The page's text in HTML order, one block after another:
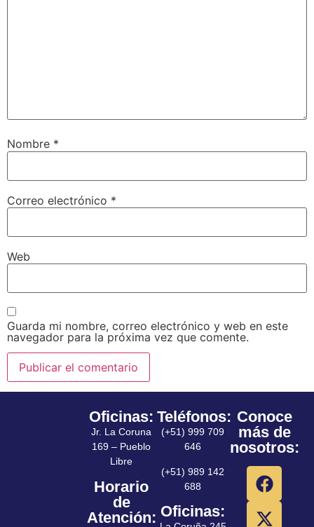
Nombre *
Correo electrónico *
Web
Guarda mi nombre, correo electrónico y web en este
navegador para la próxima vez que comente.
Oficinas:
Jr. La Coruna
169 – Pueblo
Libre
Horario
de
Atención:
Teléfonos:
(+51) 999 709
646
(+51) 989 142
688
Oficinas:
Conoce
más de
nosotros: